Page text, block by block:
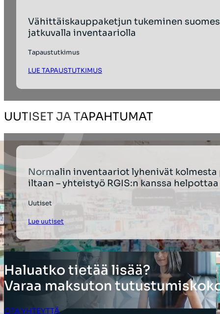
Vähittäiskauppaketjun tukeminen
jatkuvalla inventaariolla
Tapaustutkimus
LUE TAPAUSTUTKIMUS
UUTISET JA TAPAHTUMAT
Normalin inventaariot lyhenivät kolmesta
iltaan – yhteistyö RGIS:n kanssa
Uutiset
Lue uutiset
Haluatko tietää lisää?
Varaa maksuton
OTA YHTEYTTÄ